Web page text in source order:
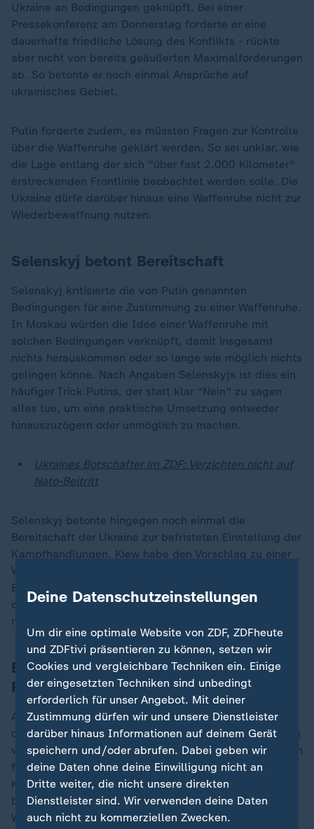
Ukraine an Bedingungen geknüpft. Bei einer
Pressekonferenz am Donnerstag forderte er eine
dauerhafte friedliche Lösung des Konflikts - rückte
aber nicht von bereits geäußerten Maximalforderungen
ab. So betonte er noch einmal Ansprüche auf
ukrainisches Gebiet.
Putin forderte zudem, es müssten Fragen zur Kontrolle
über die Waffenruhe geklärt werden. So sei unklar, wie
die Lage entlang der sich "über fast 2.000 Kilometer"
erstreckenden Frontlinie beobachtet werden solle. Die
Ukraine dürfe darüber hinaus eine Waffenruhe nicht zur
Wiederbewaffnung nutzen.
Selenskyj betont Bereitschaft
Selenskyj kritisierte die von Putin genannten
Bedingungen für eine Zustimmung zu einer Waffenruhe.
In Moskau würden die Idee einer Waffenruhe mit
solchen Bedingungen verknüpft, damit insgesamt
nichts herauskommen oder so lange wie möglich nichts
gelingen könne. Nach Angaben Selenskyjs ist dies ein
häufiger Trick Putins, der statt klar "Nein" zu sagen
alles tue, um eine praktische Umsetzung entweder
hinauszuzögern oder unmöglich zu machen.
Ukraines Botschafter im ZDF: Verzichten nicht auf
Nato-Beitritt
Selenskyj betonte hingegen noch einmal die
Bereitschaft der Ukraine zur befristeten Einstellung der
Kampfhandlungen. Kiew habe den Vorschlag zu einer
Waffenruhe angenommen, weil die USA ihre
Bereitschaft erklärt hätten, dies zu überwachen. Mit
den Möglichkeiten, die das Land besitze, sei das auch
real.
Experten skeptisch nach Putins
Reaktion
Auch andere Experten beurteilten Putins Reaktion auf
den US-Vorschlag skeptisch. So schrieb George Barros
vom Institut für Kriegsstudien auf der Plattform X, man
falle auf die Sprache und die Gedankenspiele des
Kremls herein, wenn man glaube, Putins Erklärung
bedeute, dass er das 30-tägige
Waffenstillstandsabkommen zwischen den USA und
Deine Datenschutzeinstellungen
Um dir eine optimale Website von ZDF, ZDFheute
und ZDFtivi präsentieren zu können, setzen wir
Cookies und vergleichbare Techniken ein. Einige
der eingesetzten Techniken sind unbedingt
erforderlich für unser Angebot. Mit deiner
Zustimmung dürfen wir und unsere Dienstleister
darüber hinaus Informationen auf deinem Gerät
speichern und/oder abrufen. Dabei geben wir
deine Daten ohne deine Einwilligung nicht an
Dritte weiter, die nicht unsere direkten
Dienstleister sind. Wir verwenden deine Daten
auch nicht zu kommerziellen Zwecken.